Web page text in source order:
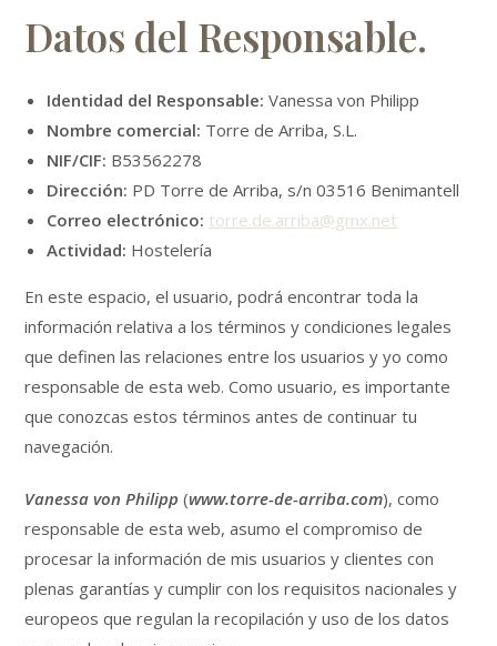
Datos del Responsable.
Identidad del Responsable:Vanessa von Philipp
Nombre comercial: Torre de Arriba, S.L.
NIF/CIF: B53562278
Dirección: PD Torre de Arriba, s/n 03516 Benimantell
Correo electrónico: torre.de.arriba@gmx.net
Actividad: Hostelería
En este espacio, el usuario, podrá encontrar toda la
información relativa a los términos y condiciones legales
que definen las relaciones entre los usuarios y yo como
responsable de esta web. Como usuario, es importante
que conozcas estos términos antes de continuar tu
navegación.
Vanessa von Philipp (www.torre-de-arriba.com), como
responsable de esta web, asumo el compromiso de
procesar la información de mis usuarios y clientes con
plenas garantías y cumplir con los requisitos nacionales y
europeos que regulan la recopilación y uso de los datos